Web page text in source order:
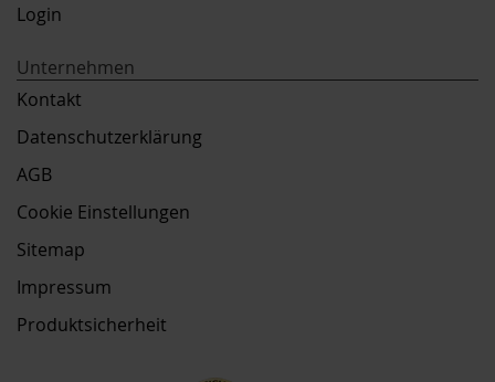
Login
Unternehmen
Kontakt
Datenschutzerklärung
AGB
Cookie Einstellungen
Sitemap
Impressum
Produktsicherheit